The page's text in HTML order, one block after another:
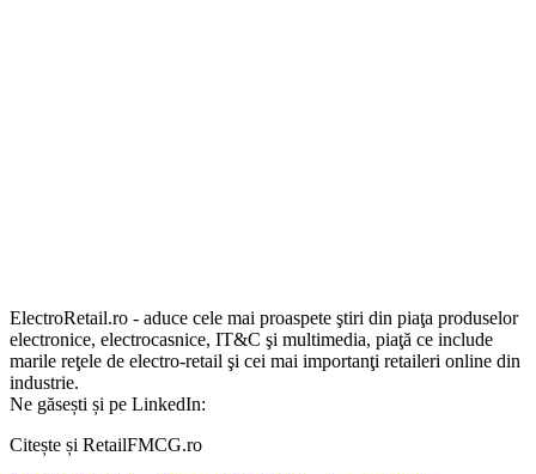
ElectroRetail.ro - aduce cele mai proaspete ştiri din piaţa produselor
electronice, electrocasnice, IT&C şi multimedia, piaţă ce include
marile reţele de electro-retail şi cei mai importanţi retaileri online din
industrie.
Ne găsești și pe LinkedIn:
Citește și RetailFMCG.ro